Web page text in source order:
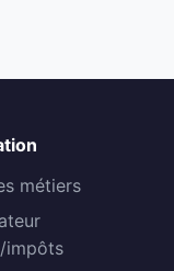
métiers
impôts